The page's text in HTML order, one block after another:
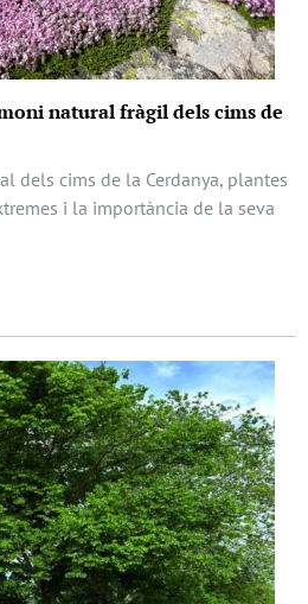
natural fràgil dels cims de
dels cims de la Cerdanya, plantes
i la importància de la seva